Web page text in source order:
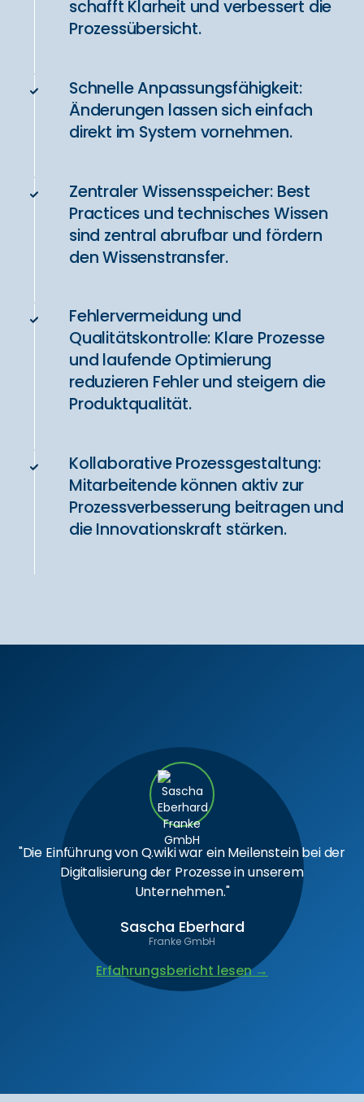
schafft Klarheit und verbessert die
Prozessübersicht.
Schnelle Anpassungsfähigkeit:
Änderungen lassen sich einfach
direkt im System vornehmen.
Zentraler Wissensspeicher: Best
Practices und technisches Wissen
sind zentral abrufbar und fördern
den Wissenstransfer.
Fehlervermeidung und
Qualitätskontrolle: Klare Prozesse
und laufende Optimierung
reduzieren Fehler und steigern die
Produktqualität.
Kollaborative Prozessgestaltung:
Mitarbeitende können aktiv zur
Prozessverbesserung beitragen und
die Innovationskraft stärken.
"Die Einführung von Q.wiki war ein Meilenstein bei der
Digitalisierung der Prozesse in unserem
Unternehmen."
Sascha Eberhard
Franke GmbH
Erfahrungsbericht lesen →